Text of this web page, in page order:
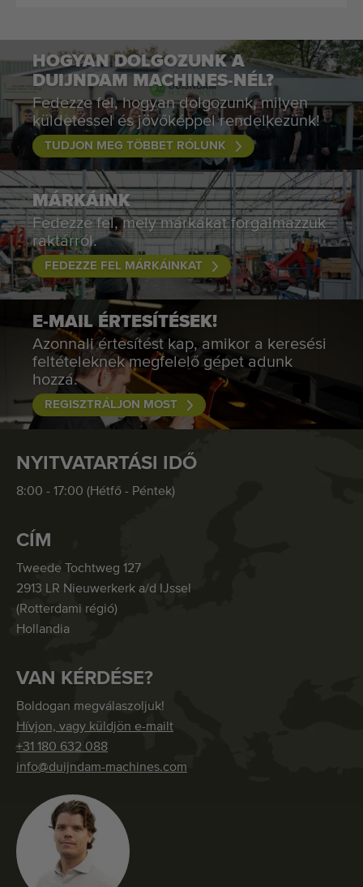
HOGYAN DOLGOZUNK A
DUIJNDAM MACHINES-NÉL?
Fedezze fel, hogyan dolgozunk, milyen
küldetéssel és jövőképpel rendelkezünk!
TUDJON MEG TÖBBET RÓLUNK
MÁRKÁINK
Fedezze fel, mely márkákat forgalmazzuk
raktárról.
FEDEZZE FEL MÁRKÁINKAT
E-MAIL ÉRTESÍTÉSEK!
Azonnali értesítést kap, amikor a keresési
feltételeknek megfelelő gépet adunk
hozzá.
REGISZTRÁLJON MOST
NYITVATARTÁSI IDŐ
8:00 - 17:00 (Hétfő - Péntek)
CÍM
Tweede Tochtweg 127
2913 LR Nieuwerkerk a/d IJssel
(Rotterdami régió)
Hollandia
VAN KÉRDÉSE?
Boldogan megválaszoljuk!
Hívjon, vagy küldjön e-mailt
+31 180 632 088
info@duijndam-machines.com